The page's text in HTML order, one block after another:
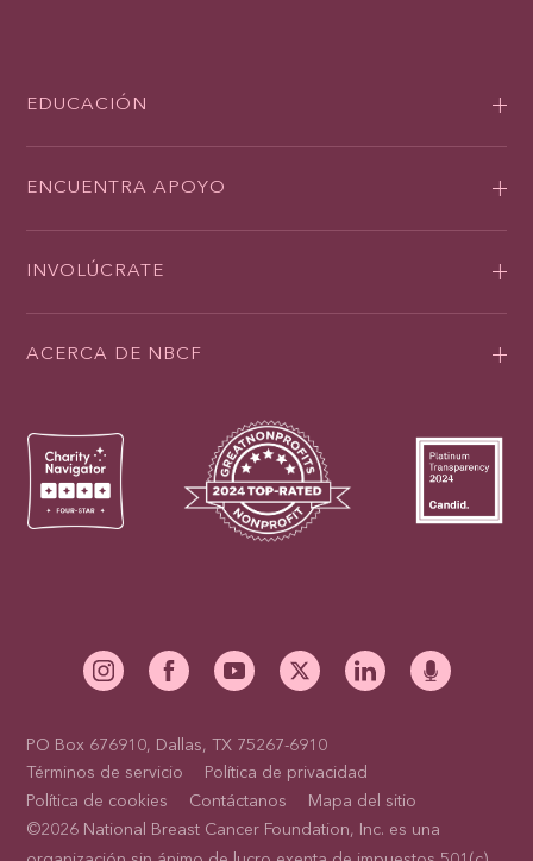
EDUCACIÓN
ENCUENTRA APOYO
INVOLÚCRATE
ACERCA DE NBCF
PO Box 676910, Dallas, TX 75267-6910
Términos de servicio
Política de privacidad
Política de cookies
Contáctanos
Mapa del sitio
©2026 National Breast Cancer Foundation, Inc. es una